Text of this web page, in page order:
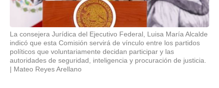
La consejera Jurídica del Ejecutivo Federal, Luisa María Alcalde
indicó que esta Comisión servirá de vínculo entre los partidos
políticos que voluntariamente decidan participar y las
autoridades de seguridad, inteligencia y procuración de justicia.
Mateo Reyes Arellano